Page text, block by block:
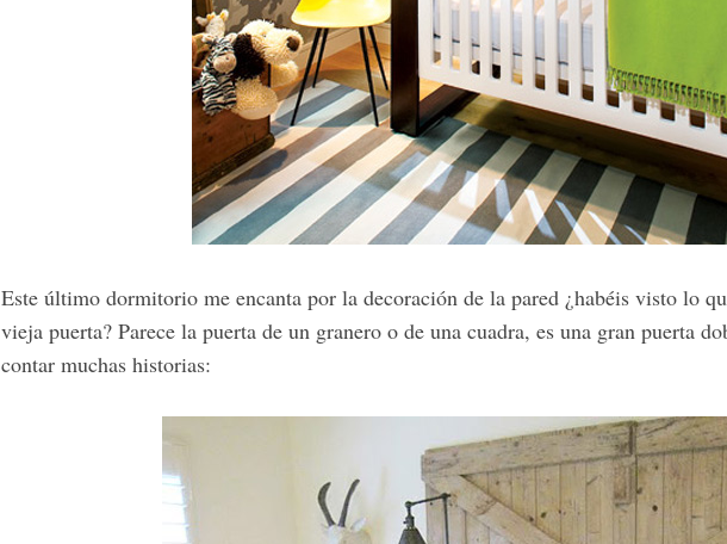
Este último dormitorio me encanta por la decoración de la pared ¿habéis visto lo
vieja puerta? Parece la puerta de un granero o de una cuadra, es una gran puerta
contar muchas historias: